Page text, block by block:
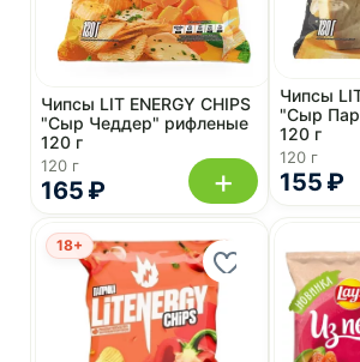
165 ₽
Чипсы LIT ENERGY CHIPS
"Сыр Чеддер" рифленые
120 г
120 г + 155 ₽
Чипсы
"Сыр
120 г
120 г
18+